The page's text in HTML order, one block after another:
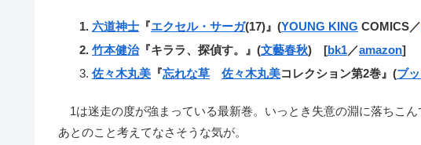
六道神士 『エクセル・サーガ(17)』(YOUNG KING COMICS／
竹本健治『キララ、探偵す。』(文藝春秋) [bk1／amazon]
佐々木丸美 『忘れな草 佐々木丸美コレクション第2巻』(ブ
1は迷走の度が強まっている最新巻。いっとき失意の淵に落ちこ
あとのこと考えてなさそうな気が。